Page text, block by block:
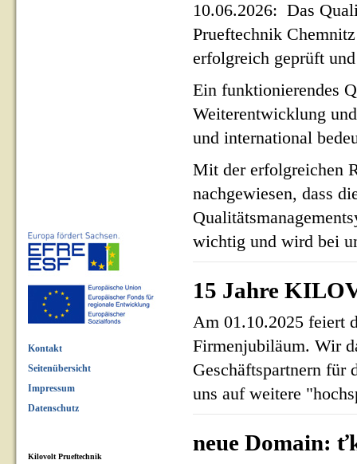
10.06.2026: Das
Prueftechnik
erfolgreich geprüft
Ein funktionierendes
Weiterentwicklung
und international
Mit der erfolgreichen
nachgewiesen, dass
wichtig und wird bei
15 Jahre
Am 01.10.2025 feiert
Firmenjubiläum. Wir
Geschäftspartnern für
uns auf weitere
neue Domain:
Kontakt
Seitenübersicht
Impressum
Datenschutz
Kilovolt Prueftechnik